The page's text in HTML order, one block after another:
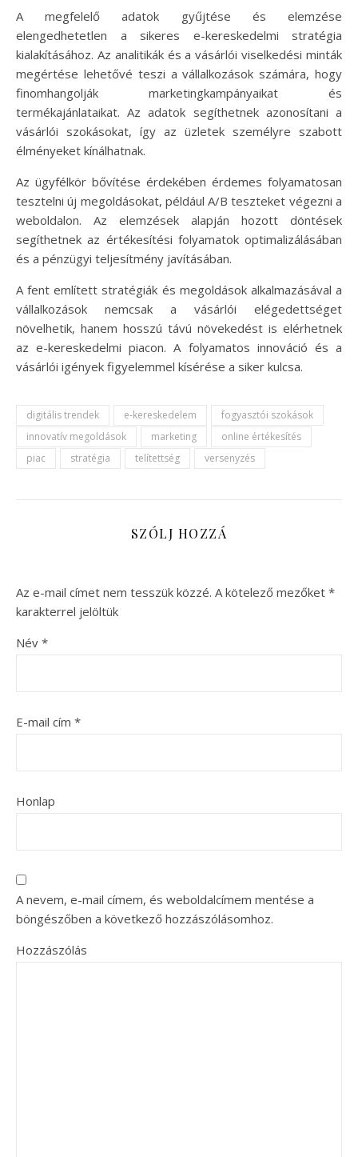
A megfelelő adatok gyűjtése és elemzése
elengedhetetlen a sikeres e-kereskedelmi stratégia
kialakításához. Az analitikák és a vásárlói viselkedési minták
megértése lehetővé teszi a vállalkozások számára, hogy
finomhangolják marketingkampányaikat és
termékajánlataikat. Az adatok segíthetnek azonosítani a
vásárlói szokásokat, így az üzletek személyre szabott
élményeket kínálhatnak.
Az ügyfélkör bővítése érdekében érdemes folyamatosan
tesztelni új megoldásokat, például A/B teszteket végezni a
weboldalon. Az elemzések alapján hozott döntések
segíthetnek az értékesítési folyamatok optimalizálásában
és a pénzügyi teljesítmény javításában.
A fent említett stratégiák és megoldások alkalmazásával a
vállalkozások nemcsak a vásárlói elégedettséget
növelhetik, hanem hosszú távú növekedést is elérhetnek
az e-kereskedelmi piacon. A folyamatos innováció és a
vásárlói igények figyelemmel kísérése a siker kulcsa.
digitális trendek e-kereskedelem
fogyasztói szokások
innovatív megoldások
marketing
online értékesítés
piac
stratégia telítettség versenyzés
SZÓLJ HOZZÁ
Az e-mail címet nem tesszük közzé. A kötelező mezőket *
karakterrel jelöltük
Név *
E-mail cím *
Honlap
A nevem, e-mail címem, és weboldalcímem mentése a
böngészőben a következő hozzászólásomhoz.
Hozzászólás